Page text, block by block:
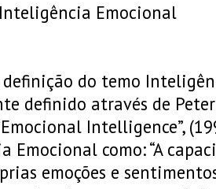
Emocional
do temo
definido através de Peter
Intelligence”,
Emocional como: “A
emoções e